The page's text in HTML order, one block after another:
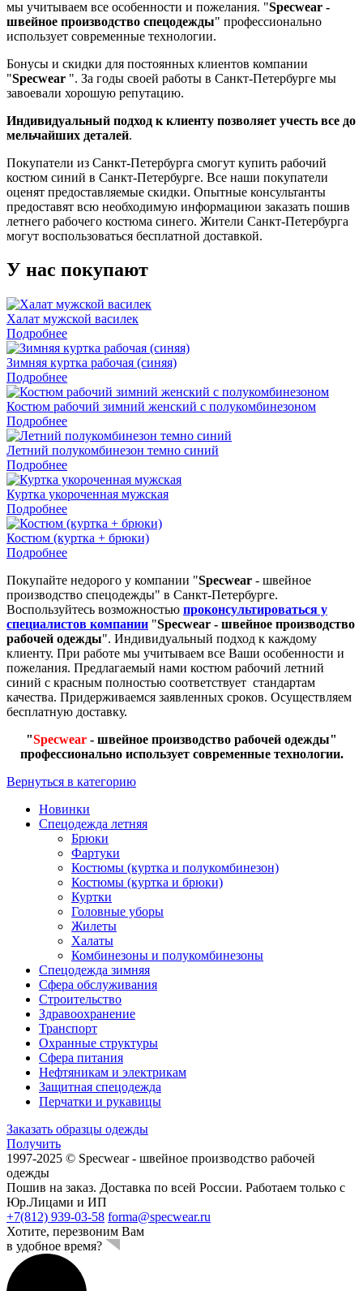
мы учитываем все особенности и пожелания. "Specwear -
швейное производство спецодежды" профессионально
использует современные технологии.
Бонусы и скидки для постоянных клиентов компании
"Specwear ". За годы своей работы в Санкт-Петербурге мы
завоевали хорошую репутацию.
Индивидуальный подход к клиенту позволяет учесть все до
мельчайших деталей.
Покупатели из Санкт-Петербурга смогут купить рабочий
костюм синий в Санкт-Петербурге. Все наши покупатели
оценят предоставляемые скидки. Опытные консультанты
предоставят всю необходимую информациюи заказать пошив
летнего рабочего костюма синего. Жители Санкт-Петербурга
могут воспользоваться бесплатной доставкой.
У нас покупают
Халат мужской василек
Подробнее
Зимняя куртка рабочая (синяя)
Подробнее
Костюм рабочий зимний женский с полукомбинезоном
Подробнее
Летний полукомбинезон темно синий
Подробнее
Куртка укороченная мужская
Подробнее
Костюм (куртка + брюки)
Подробнее
Покупайте недорого у компании "Specwear - швейное
производство спецодежды" в Санкт-Петербурге.
Воспользуйтесь возможностью проконсультироваться у
специалистов компании "Specwear - швейное производство
рабочей одежды". Индивидуальный подход к каждому
клиенту. При работе мы учитываем все Ваши особенности и
пожелания. Предлагаемый нами костюм рабочий летний
синий с красным полностью соответствует стандартам
качества. Придерживаемся заявленных сроков. Осуществляем
бесплатную доставку.
"Specwear - швейное производство рабочей одежды"
профессионально использует современные технологии.
Вернуться в категорию
Новинки
Спецодежда летняя
Брюки
Фартуки
Костюмы (куртка и полукомбинезон)
Костюмы (куртка и брюки)
Куртки
Головные уборы
Жилеты
Халаты
Комбинезоны и полукомбинезоны
Спецодежда зимняя
Сфера обслуживания
Строительство
Здравоохранение
Транспорт
Охранные структуры
Сфера питания
Нефтяникам и электрикам
Защитная спецодежда
Перчатки и рукавицы
Заказать образцы одежды
Получить
1997-2025 © Specwear - швейное производство рабочей
одежды
Пошив на заказ. Доставка по всей России. Работаем только с
Юр.Лицами и ИП
+7(812) 939-03-58 forma@specwear.ru
Хотите, перезвоним Вам
в удобное время?